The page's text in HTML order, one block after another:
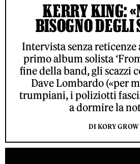
KERRY KING:
BISOGNO DEGLI
Intervista senza
primo album solista
fine della band, gli scazzi
Dave Lombardo («per
trumpiani, i poliziotti
a dormire la
DI KORY GROW